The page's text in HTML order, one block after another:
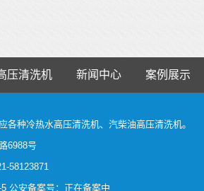
压清洗机 新闻中心 案例展示
各种冷热水高压清洗机、 汽柴油高压清洗机。
6988号
58123871
公安备案号：正在备案中